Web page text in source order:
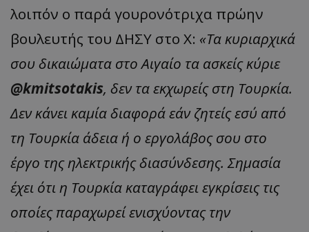
λοιπόν ο παρά γουρονότριχα πρώην
βουλευτής του ΔΗΣΥ στο Χ: «Τα κυριαρχικά
σου δικαιώματα στο Αιγαίο τα ασκείς κύριε
@kmitsotakis, δεν τα εκχωρείς στη Τουρκία.
Δεν κάνει καμία διαφορά εάν ζητείς εσύ από
τη Τουρκία άδεια ή ο εργολάβος σου στο
έργο της ηλεκτρικής διασύνδεσης. Σημασία
έχει ότι η Τουρκία καταγράφει εγκρίσεις τις
οποίες παραχωρεί ενισχύοντας την